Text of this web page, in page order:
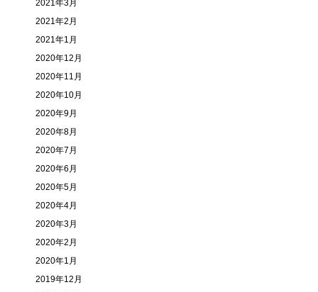
2021年3月
2021年2月
2021年1月
2020年12月
2020年11月
2020年10月
2020年9月
2020年8月
2020年7月
2020年6月
2020年5月
2020年4月
2020年3月
2020年2月
2020年1月
2019年12月